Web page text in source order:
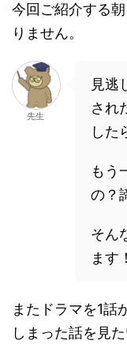
今回ご紹介する
りません。
先生
見逃
され
した
もう
の？
そん
ます
またドラマを1話
しまった話を見